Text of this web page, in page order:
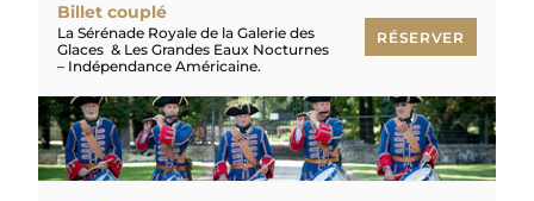
Billet couplé
La Sérénade Royale de la Galerie des
Glaces & Les Grandes Eaux Nocturnes
– Indépendance Américaine.
RÉSERVER